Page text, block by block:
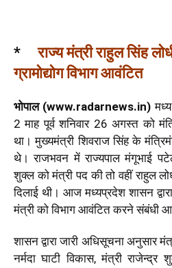
*राज्य मंत्री राहुल सिंह
ग्रामोद्योग विभाग आवंटित
भोपाल (www.radarnews.in)
2 माह पूर्व शनिवार 26 अगस्त को
था। मुख्यमंत्री शिवराज सिंह के
थे। राजभवन में राज्यपाल मंगूभाई
शुक्ल को मंत्री पद की तो वहीं राहुल
दिलाई थी। आज मध्यप्रदेश शासन
मंत्री को विभाग आवंटित करने संबंधी
शासन द्वारा जारी अधिसूचना अनुसार
नर्मदा घाटी विकास, मंत्री